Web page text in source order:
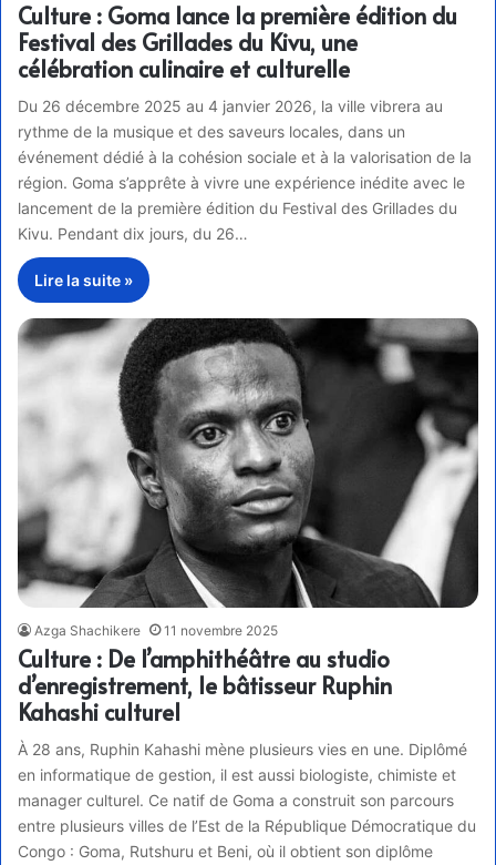
Culture : Goma lance la première édition du
Festival des Grillades du Kivu, une
célébration culinaire et culturelle
Du 26 décembre 2025 au 4 janvier 2026, la ville vibrera au
rythme de la musique et des saveurs locales, dans un
événement dédié à la cohésion sociale et à la valorisation de la
région. Goma s’apprête à vivre une expérience inédite avec le
lancement de la première édition du Festival des Grillades du
Kivu. Pendant dix jours, du 26…
Lire la suite »
Azga Shachikere 11 novembre 2025
Culture : De l’amphithéâtre au studio
d’enregistrement, le bâtisseur Ruphin
Kahashi culturel
À 28 ans, Ruphin Kahashi mène plusieurs vies en une. Diplômé
en informatique de gestion, il est aussi biologiste, chimiste et
manager culturel. Ce natif de Goma a construit son parcours
entre plusieurs villes de l’Est de la République Démocratique du
Congo : Goma, Rutshuru et Beni, où il obtient son diplôme